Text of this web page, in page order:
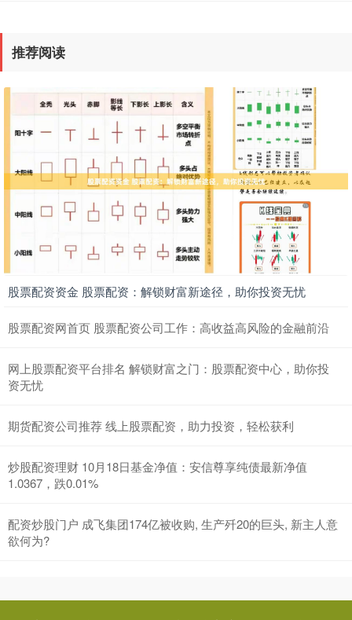
推荐阅读
股票配资资金 股票配资：解锁财富新途径，助你投资无忧
股票配资网首页 股票配资公司工作：高收益高风险的金融前沿
网上股票配资平台排名 解锁财富之门：股票配资中心，助你投
资无忧
期货配资公司推荐 线上股票配资，助力投资，轻松获利
炒股配资理财 10月18日基金净值：安信尊享纯债最新净值
1.0367，跌0.01%
配资炒股门户 成飞集团174亿被收购, 生产歼20的巨头, 新主人意
欲何为?